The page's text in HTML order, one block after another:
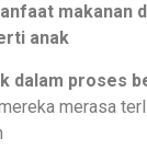
makanan
anak
dalam proses
merasa